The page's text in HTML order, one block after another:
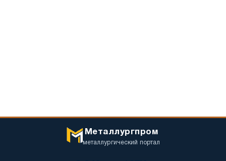
Металлургпром
металлургический портал